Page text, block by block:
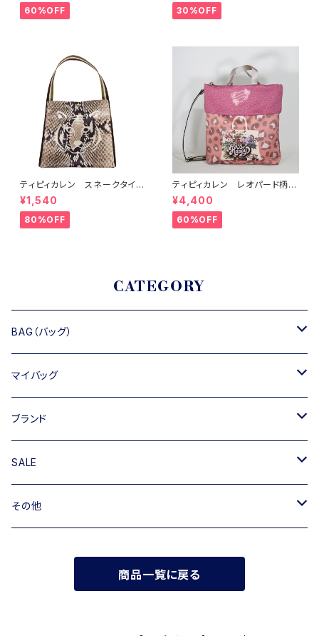
60%OFF 30%OFF
ティピィカレン スネークタイガ
ー2ＷＡＹワンハンドルミニバッ
グ
¥1,540
80%OFF
ティピィカレン レオパード柄折
り返しスクエア2wayバッグ
¥4,400
60%OFF
CATEGORY
BAG（バッグ）
トートバッグ
ショルダーバッグ
ハンドバッグ
ミニバッグ・クラッチバッグ
マイバッグ
キャンバス
ブランド
TIPICURREN
M rose
SALE
バッグ
その他
商品一覧に戻る